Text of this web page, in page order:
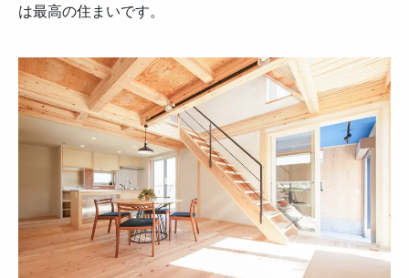
は最高の住まいです。